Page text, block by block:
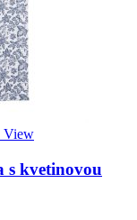
View
s kvetinovou